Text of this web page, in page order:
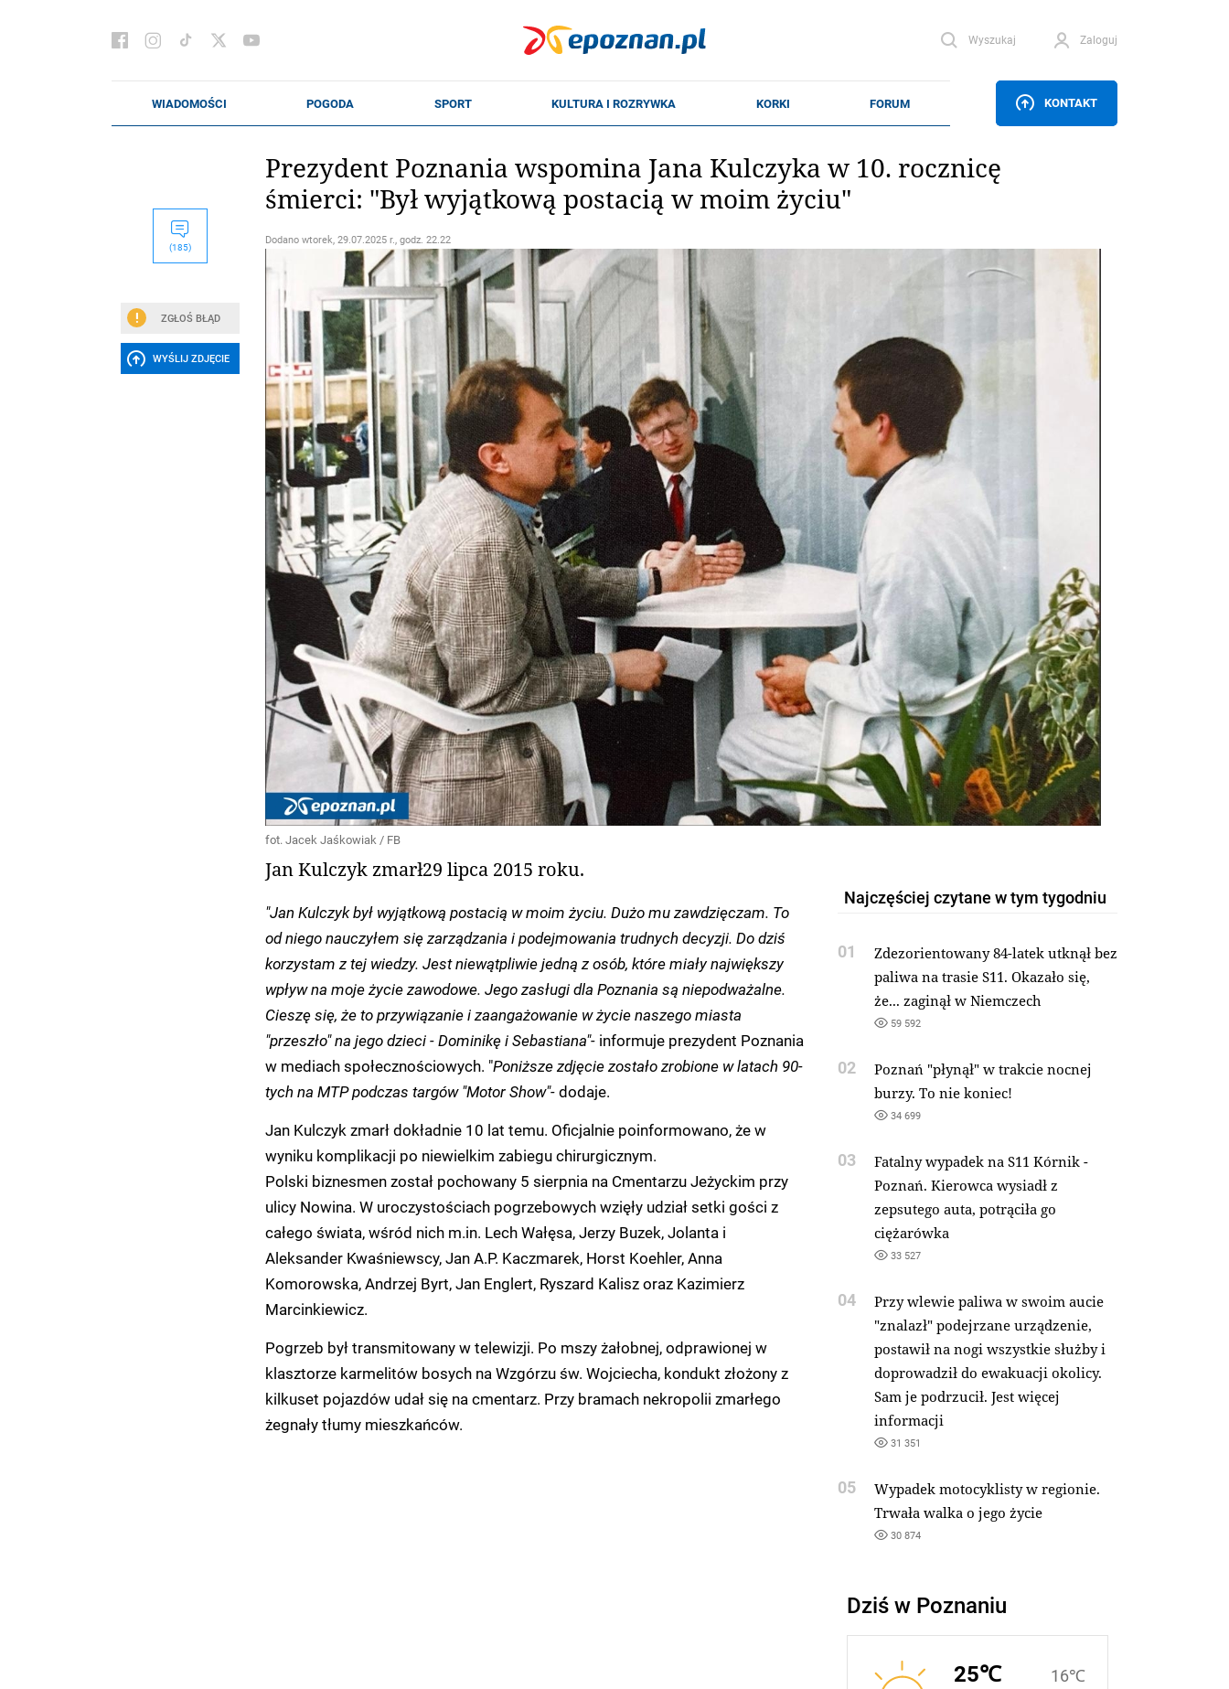
Wyszukaj Zaloguj
KONTAKT
(185)
ZGŁOŚ BŁĄD
WYŚLIJ ZDJĘCIE
Prezydent Poznania wspomina Jana Kulczyka w 10. rocznicę
śmierci: "Był wyjątkową postacią w moim życiu"
Dodano wtorek, 29.07.2025 r., godz. 22.22
fot. Jacek Jaśkowiak / FB
Jan Kulczyk zmarł29 lipca 2015 roku.
"Jan Kulczyk był wyjątkową postacią w moim życiu. Dużo mu zawdzięczam. To
od niego nauczyłem się zarządzania i podejmowania trudnych decyzji. Do dziś
korzystam z tej wiedzy. Jest niewątpliwie jedną z osób, które miały największy
wpływ na moje życie zawodowe. Jego zasługi dla Poznania są niepodważalne.
Cieszę się, że to przywiązanie i zaangażowanie w życie naszego miasta
"przeszło" na jego dzieci - Dominikę i Sebastiana"-informuje prezydent Poznania
w mediach społecznościowych. "Poniższe zdjęcie zostało zrobione w latach 90-
tych na MTP podczas targów "Motor Show"-dodaje.
Jan Kulczyk zmarł dokładnie 10 lat temu. Oficjalnie poinformowano, że w
wyniku komplikacji po niewielkim zabiegu chirurgicznym.
Polski biznesmen został pochowany 5 sierpnia na Cmentarzu Jeżyckim przy
ulicy Nowina. W uroczystościach pogrzebowych wzięły udział setki gości z
całego świata, wśród nich m.in. Lech Wałęsa, Jerzy Buzek, Jolanta i
Aleksander Kwaśniewscy, Jan A.P. Kaczmarek, Horst Koehler, Anna
Komorowska, Andrzej Byrt, Jan Englert, Ryszard Kalisz oraz Kazimierz
Marcinkiewicz.
Pogrzeb był transmitowany w telewizji. Po mszy żałobnej, odprawionej w
klasztorze karmelitów bosych na Wzgórzu św. Wojciecha, kondukt złożony z
kilkuset pojazdów udał się na cmentarz. Przy bramach nekropolii zmarłego
żegnały tłumy mieszkańców.
Najczęściej czytane w tym tygodniu
01
Zdezorientowany 84-latek utknął bez
paliwa na trasie S11. Okazało się,
że... zaginął w Niemczech
59 592
02
Poznań "płynął" w trakcie nocnej
burzy. To nie koniec!
34 699
03
Fatalny wypadek na S11 Kórnik -
Poznań. Kierowca wysiadł z
zepsutego auta, potrąciła go
ciężarówka
33 527
04
Przy wlewie paliwa w swoim aucie
"znalazł" podejrzane urządzenie,
postawił na nogi wszystkie służby i
doprowadził do ewakuacji okolicy.
Sam je podrzucił. Jest więcej
informacji
31 351
05
Wypadek motocyklisty w regionie.
Trwała walka o jego życie
30 874
Dziś w Poznaniu
25℃ 16℃